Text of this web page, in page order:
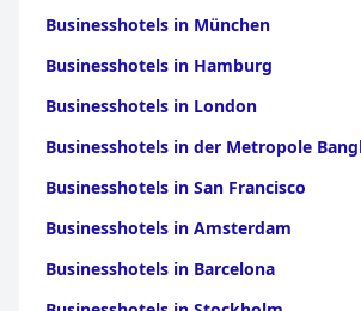
Businesshotels in München
Businesshotels in Hamburg
Businesshotels in London
Businesshotels in der Metropole
Businesshotels in San Francisco
Businesshotels in Amsterdam
Businesshotels in Barcelona